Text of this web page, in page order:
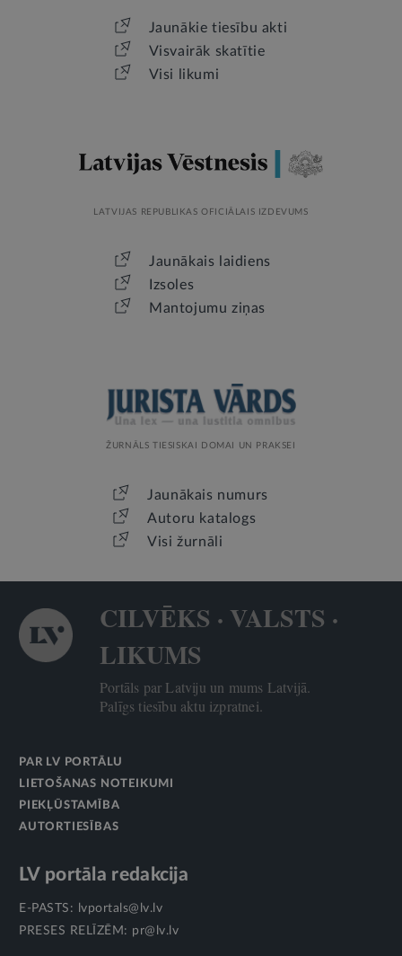
Jaunākie tiesību akti
Visvairāk skatītie
Visi likumi
LATVIJAS REPUBLIKAS OFICIĀLAIS IZDEVUMS
Jaunākais laidiens
Izsoles
Mantojumu ziņas
ŽURNĀLS TIESISKAI DOMAI UN PRAKSEI
Jaunākais numurs
Autoru katalogs
Visi žurnāli
CILVĒKS · VALSTS ·
LIKUMS
Portāls par Latviju un mums Latvijā.
Palīgs tiesību aktu izpratnei.
PAR LV PORTĀLU
LIETOŠANAS NOTEIKUMI
PIEKĻŪSTAMĪBA
AUTORTIESĪBAS
LV portāla redakcija
E-PASTS:
lvportals@lv.lv
PRESES RELĪZĒM: pr@lv.lv